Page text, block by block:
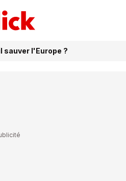
sauver l'Europe ?